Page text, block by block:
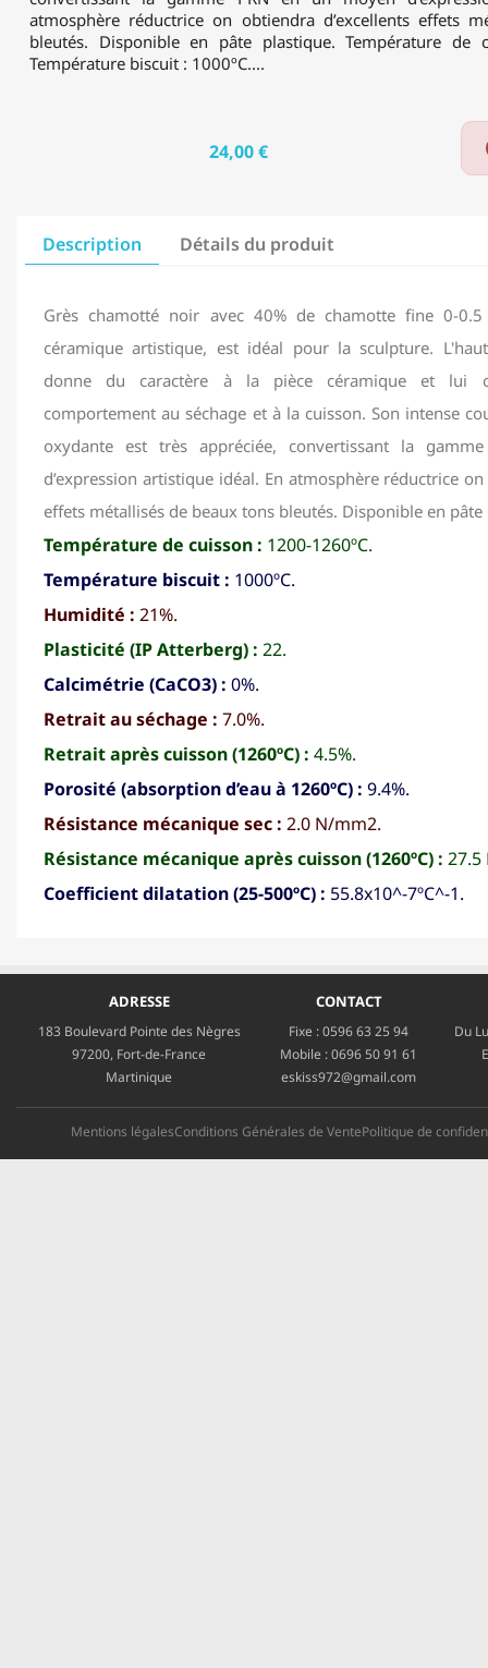
atmosphère réductrice on obtiendra d’excellents effets
bleutés. Disponible en pâte plastique. Température de
Température biscuit : 1000ºC....
24,00 €
Description Détails du produit
Grès chamotté noir avec 40% de chamotte fine 0-
céramique artistique, est idéal pour la sculpture.
donne du caractère à la pièce céramique et lui
comportement au séchage et à la cuisson. Son intense
oxydante est très appréciée, convertissant la
d’expression artistique idéal. En atmosphère réductrice
effets métallisés de beaux tons bleutés. Disponible en
Température de cuisson : 1200-1260ºC.
Température biscuit : 1000ºC.
Humidité : 21%.
Plasticité (IP Atterberg) : 22.
Calcimétrie (CaCO3) : 0%.
Retrait au séchage : 7.0%.
Retrait après cuisson (1260ºC) : 4.5%.
Porosité (absorption d’eau à 1260ºC) : 9.4%.
Résistance mécanique sec : 2.0 N/mm2.
Résistance mécanique après cuisson (1260ºC) : 27.5
Coefficient dilatation (25-500ºC) : 55.8x10^-7ºC^-1.
ADRESSE
183 Boulevard Pointe des Nègres
97200, Fort-de-France
Martinique
CONTACT
Fixe :0596 63 25 94
Mobile :0696 50 91 61
eskiss972@gmail.com
Du
Mentions légalesConditions Générales de VentePolitique de